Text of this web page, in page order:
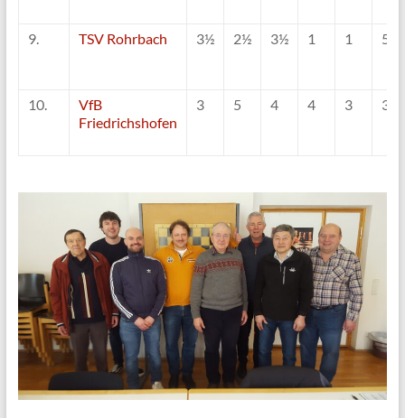
9. TSV Rohrbach 3½ 2½ 3½ 1 1 5½
10.
VfB
Friedrichshofen
3 5 4 4 3 3